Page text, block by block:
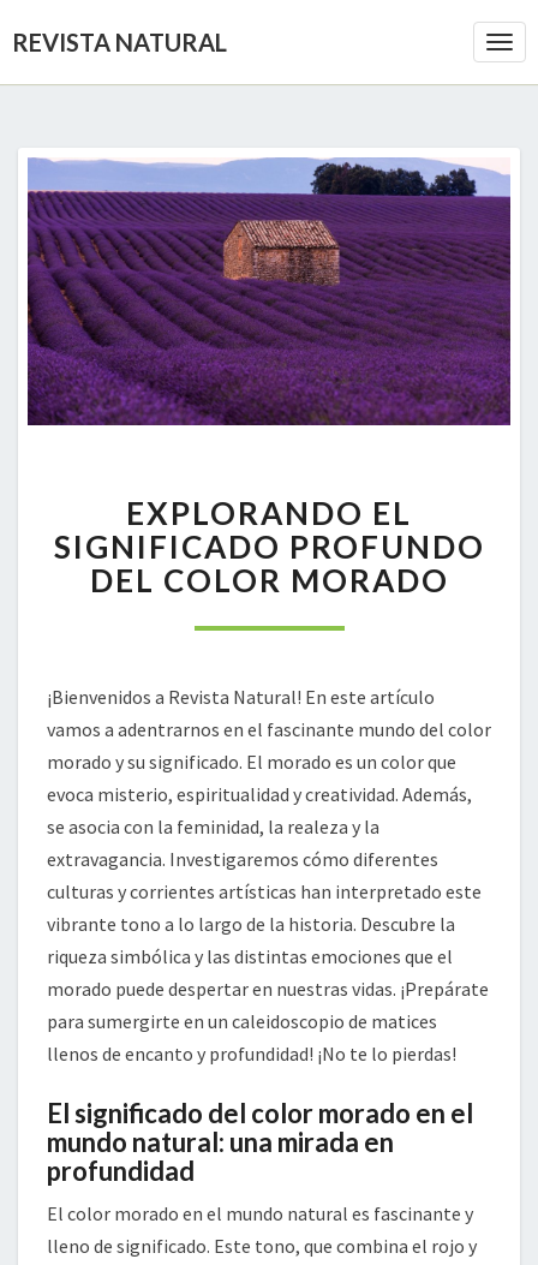
REVISTA NATURAL
EL
SIGNIFICADO
PROFUNDO
DEL
EXPLORANDO EL
SIGNIFICADO PROFUNDO
DEL COLOR MORADO
¡Bienvenidos a Revista Natural! En este artículo
vamos a adentrarnos en el fascinante mundo del color
morado y su significado. El morado es un color que
evoca misterio, espiritualidad y creatividad. Además,
se asocia con la feminidad, la realeza y la
extravagancia. Investigaremos cómo diferentes
culturas y corrientes artísticas han interpretado este
vibrante tono a lo largo de la historia. Descubre la
riqueza simbólica y las distintas emociones que el
morado puede despertar en nuestras vidas. ¡Prepárate
para sumergirte en un caleidoscopio de matices
llenos de encanto y profundidad! ¡No te lo pierdas!
El significado del color morado en el
mundo natural: una mirada en
profundidad
El color morado en el mundo natural es fascinante y
lleno de significado. Este tono, que combina el rojo y